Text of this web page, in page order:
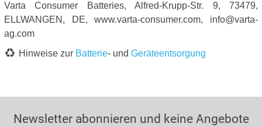
Varta Consumer Batteries, Alfred-Krupp-Str. 9, 73479,
ELLWANGEN, DE, www.varta-consumer.com, info@varta-
ag.com
Hinweise zur Batterie- und Geräteentsorgung
Newsletter abonnieren und keine Angebote